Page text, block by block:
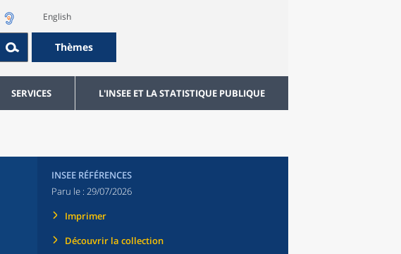
English
Thèmes
SERVICES L'INSEE ET LA STATISTIQUE PUBLIQUE
INSEE RÉFÉRENCES
Paru le : 29/07/2026
Imprimer
Découvrir la collection